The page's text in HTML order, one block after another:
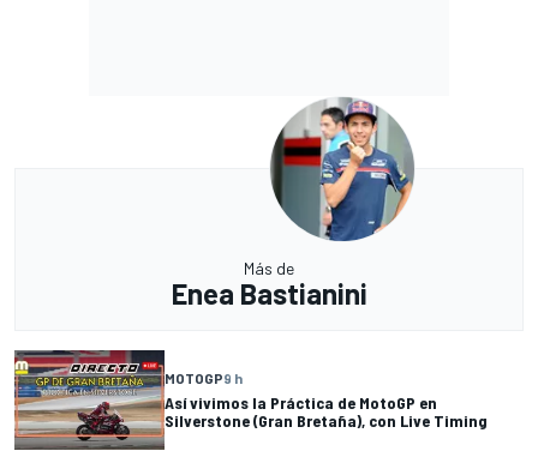
Más de
Enea Bastianini
MOTOGP9 h
Así vivimos la Práctica de MotoGP en
Silverstone (Gran Bretaña), con Live Timing